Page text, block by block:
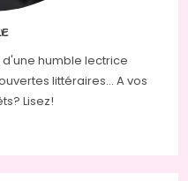
humble lectrice
littéraires... A vos
Lisez!